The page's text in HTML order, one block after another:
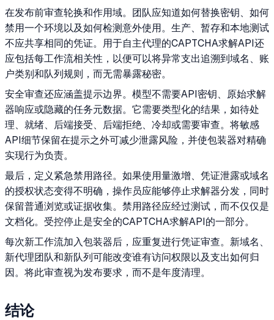
在发布前审查轮换和作用域。团队应知道如何替换密钥、如何
禁用一个环境以及如何检测意外使用。生产、暂存和本地测试
不应共享相同的凭证。用于自主代理的CAPTCHA求解API还
应包括每工作流相关性，以便可以将异常支出追溯到域名、账
户类别和队列规则，而无需暴露秘密。
安全审查还应涵盖提示边界。模型不需要API密钥、原始求解
器响应或隐藏的任务元数据。它需要类型化的结果，如待处
理、就绪、后端接受、后端拒绝、冷却或需要审查。将敏感
API细节保留在提示之外可减少泄露风险，并使包装器对精确
实现行为负责。
最后，定义紧急禁用路径。如果使用量激增、凭证泄露或域名
的授权状态变得不明确，操作员应能够停止求解器分发，同时
保留普通浏览或证据收集。禁用路径应经过测试，而不仅仅是
文档化。受控停止是安全的CAPTCHA求解API的一部分。
每次新工作流加入包装器后，应重复进行凭证审查。新域名、
新代理团队和新队列可能改变谁有访问权限以及支出如何归
因。将此审查视为发布要求，而不是年度清理。
结论